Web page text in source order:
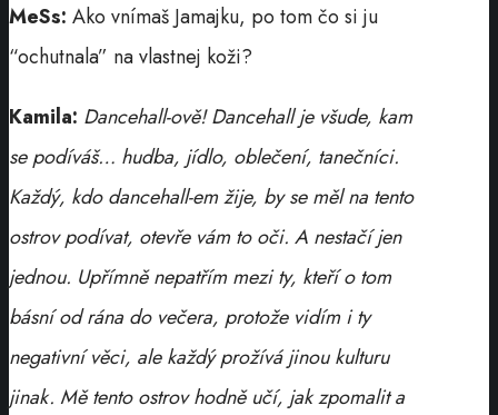
MeSs: Ako vnímaš Jamajku, po tom čo si ju
“ochutnala” na vlastnej koži?
Kamila: Dancehall-ově! Dancehall je všude, kam
se podíváš… hudba, jídlo, oblečení, tanečníci.
Každý, kdo dancehall-em žije, by se měl na tento
ostrov podívat, otevře vám to oči. A nestačí jen
jednou. Upřímně nepatřím mezi ty, kteří o tom
básní od rána do večera, protože vidím i ty
negativní věci, ale každý prožívá jinou kulturu
jinak. Mě tento ostrov hodně učí, jak zpomalit a